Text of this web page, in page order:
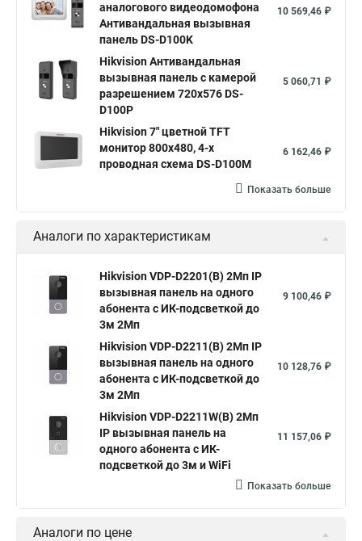
аналогового видеодомофона
Антивандальная вызывная
панель DS-D100K
10 569,46 ₽
Hikvision Антивандальная
вызывная панель с камерой
разрешением 720х576 DS-
D100P
5 060,71 ₽
Hikvision 7" цветной TFT
монитор 800х480, 4-х
проводная схема DS-D100M
6 162,46 ₽
Показать больше
Аналоги по характеристикам
Hikvision VDP-D2201(B) 2Мп IP
вызывная панель на одного
абонента с ИК-подсветкой до
3м 2Мп
9 100,46 ₽
Hikvision VDP-D2211(B) 2Мп IP
вызывная панель на одного
абонента с ИК-подсветкой до
3м 2Мп
10 128,76 ₽
Hikvision VDP-D2211W(B) 2Мп
IP вызывная панель на
одного абонента с ИК-
подсветкой до 3м и WiFi
11 157,06 ₽
Показать больше
Аналоги по цене